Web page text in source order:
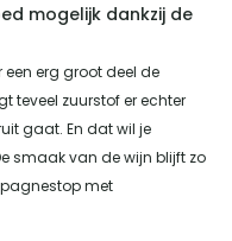
mogelijk dankzij de
erg groot deel de
teveel zuurstof er echter
gaat. En dat wil je
smaak van de wijn blijft zo
met